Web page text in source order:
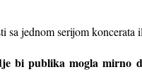
jednom serijom koncerata
bi publika mogla mirno